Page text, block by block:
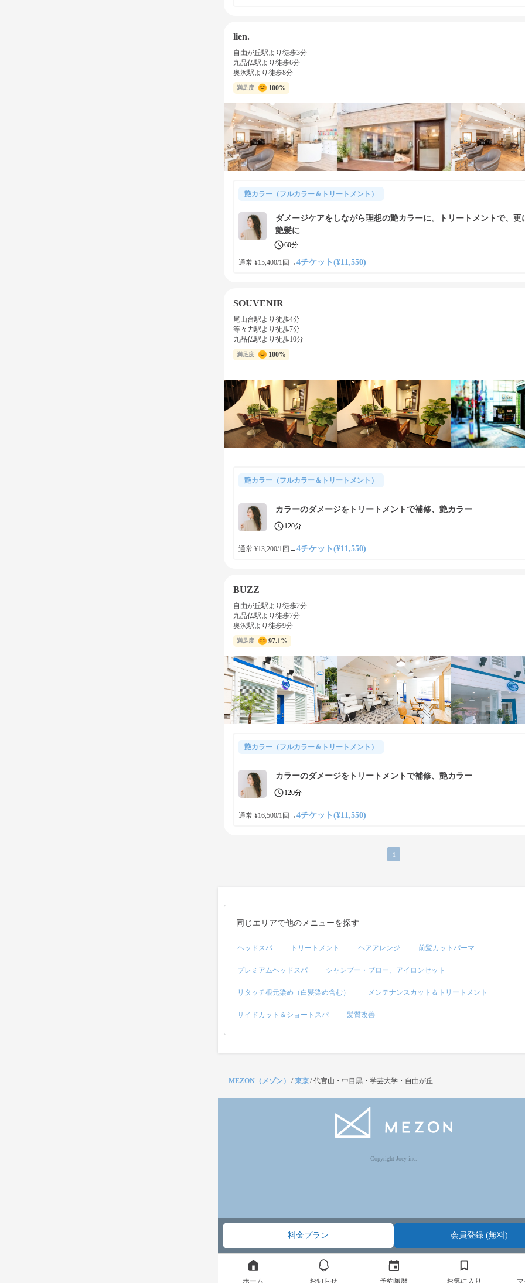
lien.
自由が丘駅より徒歩3分
九品仏駅より徒歩6分
奥沢駅より徒歩8分
満足度 100%
艶カラー（フルカラー＆トリートメント）
ダメージケアをしながら理想の艶カラーに。トリートメントで、更
艶髪に
60分
通常 ¥15,400/1回 →4チケット(¥11,550)
SOUVENIR
尾山台駅より徒歩4分
等々力駅より徒歩7分
九品仏駅より徒歩10分
満足度 100%
艶カラー（フルカラー＆トリートメント）
カラーのダメージをトリートメントで補修、艶カラー
120分
通常 ¥13,200/1回 →4チケット(¥11,550)
BUZZ
自由が丘駅より徒歩2分
九品仏駅より徒歩7分
奥沢駅より徒歩9分
満足度 97.1%
艶カラー（フルカラー＆トリートメント）
カラーのダメージをトリートメントで補修、艶カラー
120分
通常 ¥16,500/1回 →4チケット(¥11,550)
1
料金プラン 会員登録 (無料)
同じエリアで他のメニューを探す
ヘッドスパ トリートメント ヘアアレンジ 前髪カットパーマ
プレミアムヘッドスパ シャンプー・ブロー、アイロンセット
リタッチ根元染め（白髪染め含む） メンテナンスカット＆トリートメント
サイドカット＆ショートスパ 髪質改善
MEZON（メゾン） /東京/代官山・中目黒・学芸大学・自由が丘
Copyright Jocy inc.
ホーム お知らせ 予約履歴 お気に入り